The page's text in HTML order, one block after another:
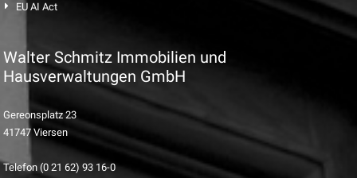
EU AI Act
Walter Schmitz Immobilien und
Hausverwaltungen GmbH
Gereonsplatz 23
41747 Viersen
Telefon (0 21 62) 93 16-0